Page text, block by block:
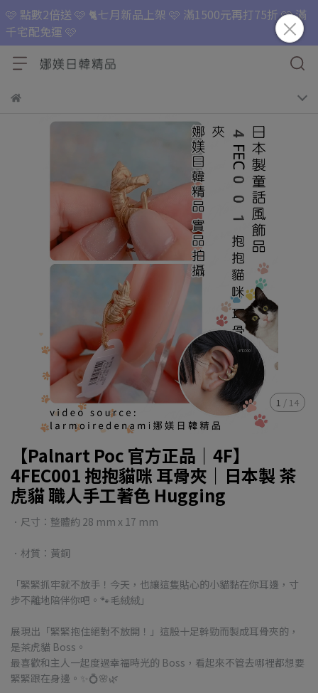
🩷 點數2倍送 🩷 🐈七月新品上架 🩷 滿1500元再打75折 🩷 滿
千宅配免運 🩷
1 / 14
【Palnart Poc 官方正品｜4F】
4FEC001 抱抱貓咪 耳骨夾｜日本製 茶
虎貓 職人手工著色 Hugging
．尺寸：整體約 28 mm x 17 mm
．材質：黃銅
「緊緊抓牢就不放手！今天，也讓這隻貼心的小貓黏在你耳邊，寸
步不離地陪伴你吧。🐾毛絨絨」
展現出「緊緊抱住絕對不放開！」這股十足幹勁而製成耳骨夾的，
是茶虎貓 Boss。
最喜歡和主人一起度過幸福時光的 Boss，看起來不管去哪裡都想要
緊緊跟在身邊。✨💍🌸🌿